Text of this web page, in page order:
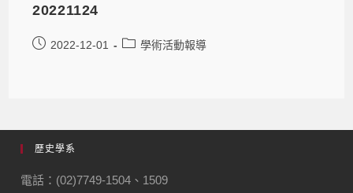
20221124
2022-12-01 學術活動報導
歷史學系
電話：(02)7749-1504、1509